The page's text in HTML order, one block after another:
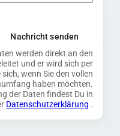
Nachricht senden
werden direkt an den
und er wird sich per
wenn Sie den vollen
haben möchten.
der Daten findest Du in
Datenschutzerklärung .